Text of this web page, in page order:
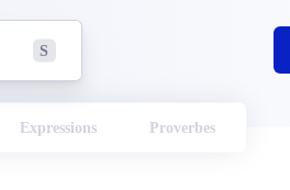
S
Expressions Proverbes